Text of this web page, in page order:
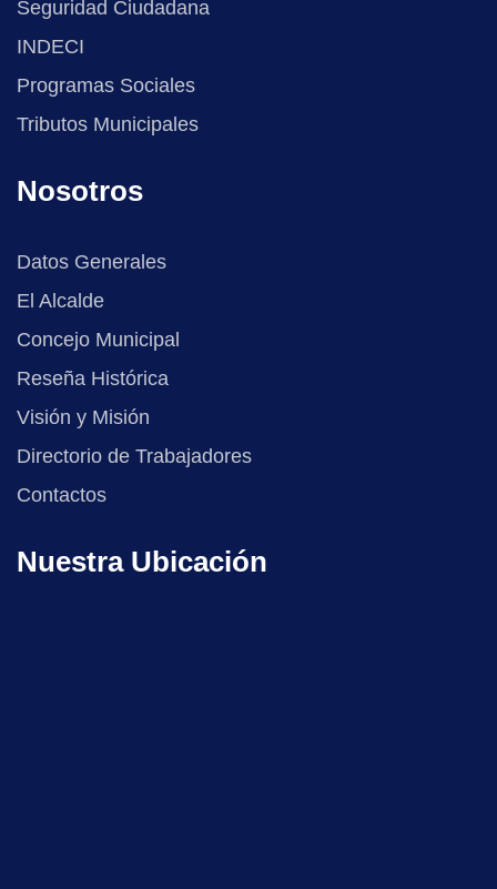
Seguridad Ciudadana
INDECI
Programas Sociales
Tributos Municipales
Nosotros
Datos Generales
El Alcalde
Concejo Municipal
Reseña Histórica
Visión y Misión
Directorio de Trabajadores
Contactos
Nuestra Ubicación